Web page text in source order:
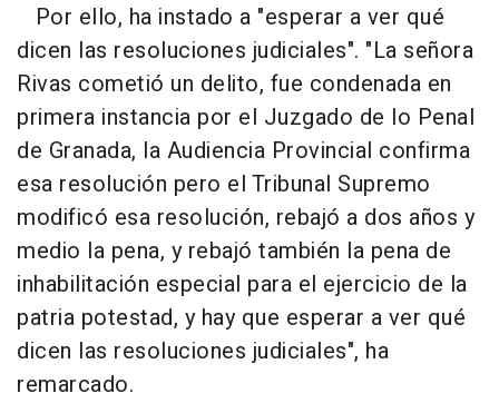
Por ello, ha instado a "esperar a ver qué
dicen las resoluciones judiciales". "La señora
Rivas cometió un delito, fue condenada en
primera instancia por el Juzgado de lo Penal
de Granada, la Audiencia Provincial confirma
esa resolución pero el Tribunal Supremo
modificó esa resolución, rebajó a dos años y
medio la pena, y rebajó también la pena de
inhabilitación especial para el ejercicio de la
patria potestad, y hay que esperar a ver qué
dicen las resoluciones judiciales", ha
remarcado.